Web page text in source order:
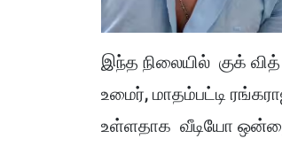
இந்த நிலையில் குக்
உமைர், மாதம்பட்டி
உள்ளதாக வீடியோ